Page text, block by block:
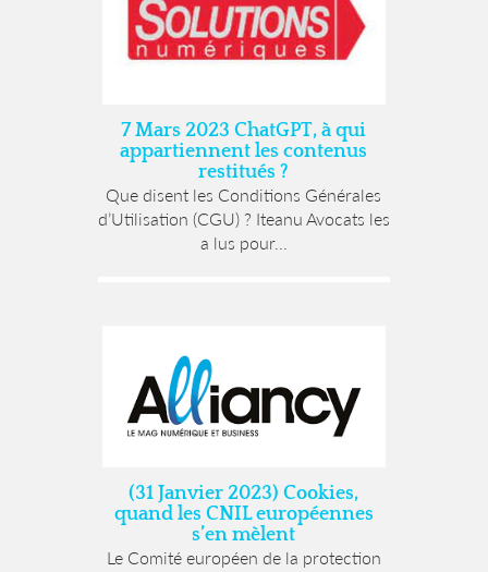
7 Mars 2023 ChatGPT, à qui
appartiennent les contenus
restitués ?
Que disent les Conditions Générales
d’Utilisation (CGU) ? Iteanu Avocats les
a lus pour...
(31 Janvier 2023) Cookies,
quand les CNIL européennes
s’en mèlent
Le Comité européen de la protection